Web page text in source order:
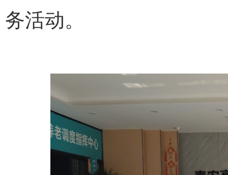
务活动。